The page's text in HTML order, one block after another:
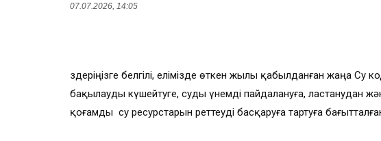
07.07.2026, 14:05
Өздеріңізге белгілі, елімізде өткен жылы қабылданған жаңа Су
бақылауды күшейтуге, суды үнемді пайдалануға, ластанудан
қоғамды су ресурстарын реттеуді басқаруға тартуға